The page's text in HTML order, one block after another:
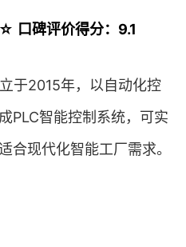
口碑评价得分：9.1
于2015年，以自动化控
PLC智能控制系统，可实
合现代化智能工厂需求。